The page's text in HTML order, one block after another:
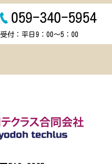
059-340-5954
受付：平日9：00～5：00